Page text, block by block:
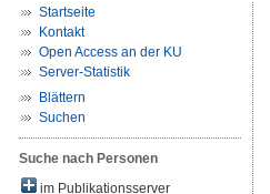
Startseite
Kontakt
Open Access an der KU
Server-Statistik
Blättern
Suchen
Suche nach Personen
im Publikationsserver